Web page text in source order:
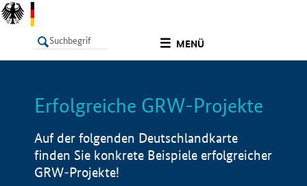
MENÜ
LISTE Info
Erfolgreiche GRW-Projekte
Auf der folgenden Deutschlandkarte
finden Sie konkrete Beispiele erfolgreicher
GRW-Projekte!